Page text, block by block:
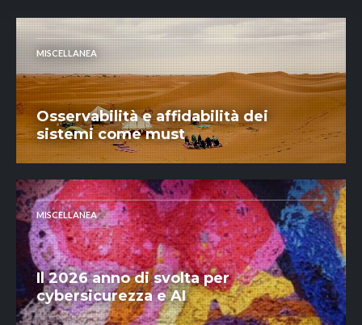
MISCELLANEA
Osservabilità e affidabilità dei
sistemi come must
MISCELLANEA
Il 2026 anno di svolta per
cybersicurezza e AI